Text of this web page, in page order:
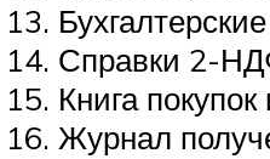
Справки 2-
Книга
Журнал